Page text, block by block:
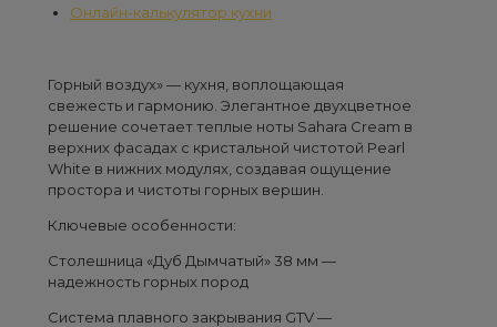
Онлайн-калькулятор кухни
Горный воздух» — кухня, воплощающая
свежесть и гармонию. Элегантное двухцветное
решение сочетает теплые ноты Sahara Cream в
верхних фасадах с кристальной чистотой Pearl
White в нижних модулях, создавая ощущение
простора и чистоты горных вершин.
Ключевые особенности:
Столешница «Дуб Дымчатый» 38 мм —
надежность горных пород
Система плавного закрывания GTV —